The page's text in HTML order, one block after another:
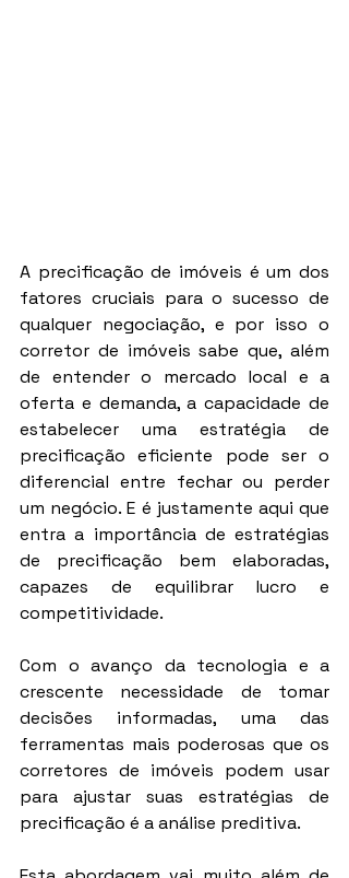
A precificação de imóveis é um dos
fatores cruciais para o sucesso de
qualquer negociação, e por isso o
corretor de imóveis sabe que, além
de entender o mercado local e a
oferta e demanda, a capacidade de
estabelecer uma estratégia de
precificação eficiente pode ser o
diferencial entre fechar ou perder
um negócio. E é justamente aqui que
entra a importância de estratégias
de precificação bem elaboradas,
capazes de equilibrar lucro e
competitividade.
Com o avanço da tecnologia e a
crescente necessidade de tomar
decisões informadas, uma das
ferramentas mais poderosas que os
corretores de imóveis podem usar
para ajustar suas estratégias de
precificação é a análise preditiva.